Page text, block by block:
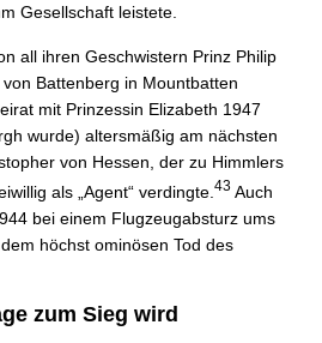
Gesellschaft leistete.
all ihren Geschwistern Prinz Philip
Battenberg in Mountbatten
mit Prinzessin Elizabeth 1947
wurde) altersmäßig am nächsten
von Hessen, der zu Himmlers
als „Agent“ verdingte. 43 Auch
bei einem Flugzeugabsturz ums
höchst ominösen Tod des
zum Sieg wird